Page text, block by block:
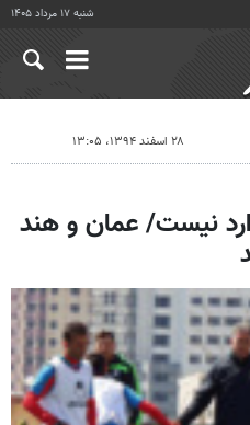
شنبه ۱۷ مرداد ۱۴۰۵
۲۸ اسفند ۱۳۹۴، ۱۳:۰۵
نیست/ عمان و هند